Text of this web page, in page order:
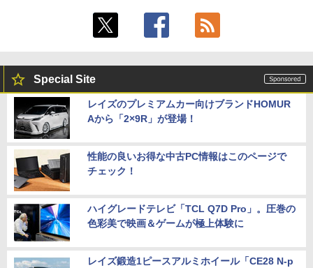
Special Site
レイズのプレミアムカー向けブランドHOMUR
Aから「2×9R」が登場！
性能の良いお得な中古PC情報はこのページで
チェック！
ハイグレードテレビ「TCL Q7D Pro」。圧巻の
色彩美で映画＆ゲームが極上体験に
レイズ鍛造1ピースアルミホイール「CE28 N-p